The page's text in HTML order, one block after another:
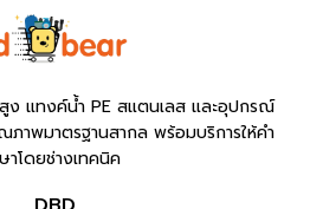
แทงค์น้ำ PE สแตนเลส และอุปกรณ์
ภาพมาตรฐานสากล พร้อมบริการให้คำ
าโดยช่างเทคนิค